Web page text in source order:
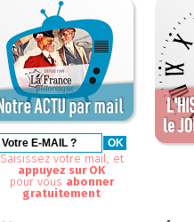
Saisissez votre mail, et
appuyez sur OK
pour vous abonner
gratuitement